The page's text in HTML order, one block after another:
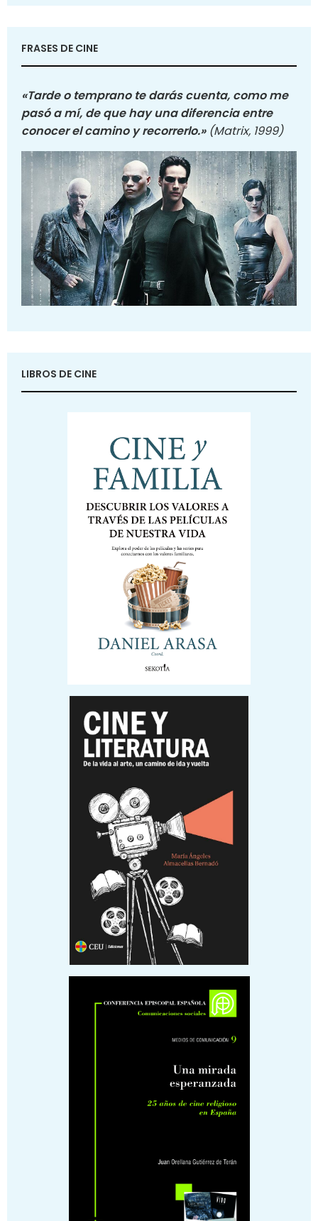
FRASES DE CINE
«Tarde o temprano te darás cuenta, como me
pasó a mí, de que hay una diferencia entre
conocer el camino y recorrerlo.» (Matrix, 1999)
LIBROS DE CINE